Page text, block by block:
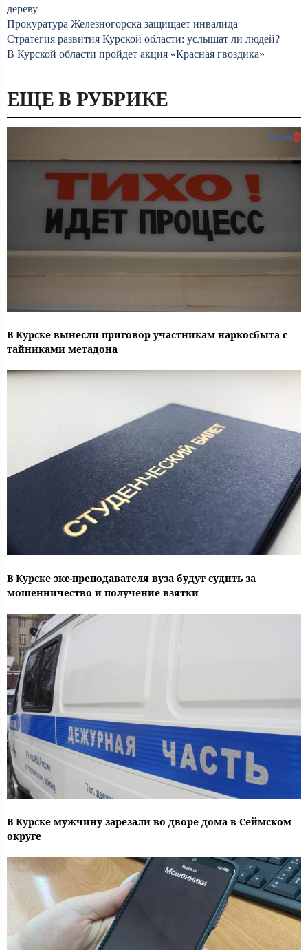
дереву
Прокуратура Железногорска защищает инвалида
Стратегия развития Курской области: услышат ли людей?
В Курской области пройдет акция «Красная гвоздика»
ЕЩЕ В РУБРИКЕ
В Курске вынесли приговор участникам наркосбыта с
тайниками метадона
В Курске экс-преподавателя вуза будут судить за
мошенничество и получение взятки
В Курске мужчину зарезали во дворе дома в Сеймском
округе